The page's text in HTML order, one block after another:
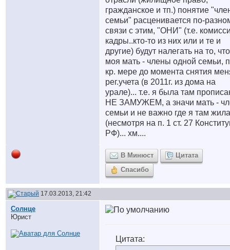
гражданское и тп.) понятие
семьи" расценивается по-
связи с этим, "ОНИ" (т.е.
кадры..кто-то из них или и те и
другие) будут налегать на то,
моя мать - члены одной семьи,
кр. мере до момента снятия
рег.учета (в 2011г. из дома на
урале)... т.е. я была там
НЕ ЗАМУЖЕМ, а значи мать -
семьи и не важно где я там жила
(несмотря на п. 1 ст. 27
РФ)... хм....
В Минюст
Цитата
Спасибо
17.03.2013, 21:42
Солнце
Юрист
Цитата: